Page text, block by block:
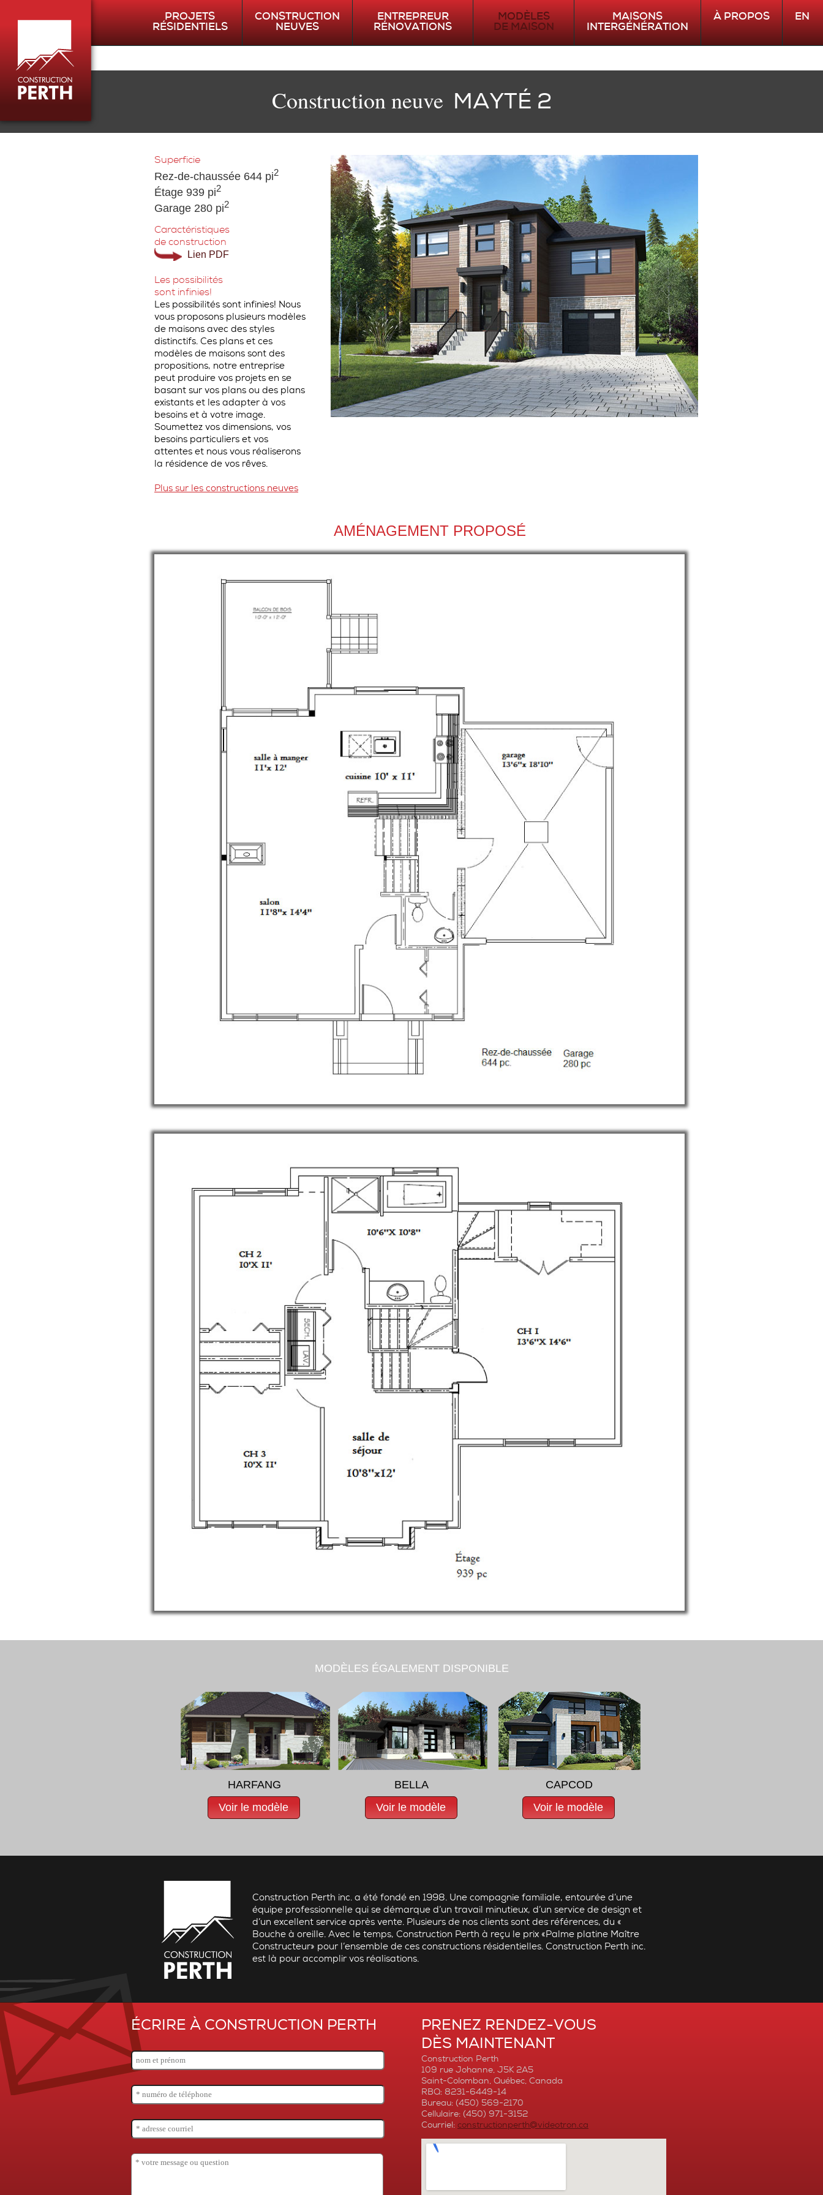
PROJETS
RÉSIDENTIELS
DOMAINE
DES FAUCONS
CONSTRUCTION
NEUVES
ENTREPREUR
RÉNOVATIONS
EXTÉRIEUR
TRANSFORMATION
ANCESTRALE
MODÈLES
DE MAISON
CASA
ANNA
BELLA
CHRISTELLE
GEAI BLEU
GENÈVRIER
OCÉANE
GOÉLAND
TAINOS
TOUS LES MODÈLES
MIMI
L'INTER
PLAYA
MAYTÉ
MAYTÉ 2
MAYTÉ 3
MAISONS
INTERGÉNÉRATION
À PROPOS EN
Construction neuve MAYTÉ 2
Superficie
Rez-de-chaussée 644 pi2
Étage 939 pi2
Garage 280 pi2
Caractéristiques
de construction
Lien PDF
Les possibilités
sont infinies!
Les possibilités sont infinies! Nous
vous proposons plusieurs modèles
de maisons avec des styles
distinctifs. Ces plans et ces
modèles de maisons sont des
propositions, notre entreprise
peut produire vos projets en se
basant sur vos plans ou des plans
existants et les adapter à vos
besoins et à votre image.
Soumettez vos dimensions, vos
besoins particuliers et vos
attentes et nous vous réaliserons
la résidence de vos rêves.
Plus sur les constructions neuves
AMÉNAGEMENT PROPOSÉ
MODÈLES ÉGALEMENT DISPONIBLE
HARFANG
Voir le modèle
BELLA
Voir le modèle
CAPCOD
Voir le modèle
Construction Perth inc. a été fondé en 1998. Une compagnie familiale, entourée d’une
équipe professionnelle qui se démarque d’un travail minutieux, d’un service de design et
d’un excellent service après vente. Plusieurs de nos clients sont des références, du «
Bouche à oreille. Avec le temps, Construction Perth à reçu le prix «Palme platine Maître
Constructeur» pour l’ensemble de ces constructions résidentielles. Construction Perth inc.
est là pour accomplir vos réalisations.
ÉCRIRE À CONSTRUCTION PERTH
PRENEZ RENDEZ-VOUS
DÈS MAINTENANT
Construction Perth
109 rue Johanne, J5K 2A5
Saint-Colomban, Québec, Canada
RBQ: 8231-6449-14
Bureau: (450) 569-2170
Cellulaire: (450) 971-3152
Courriel: constructionperth@videotron.ca